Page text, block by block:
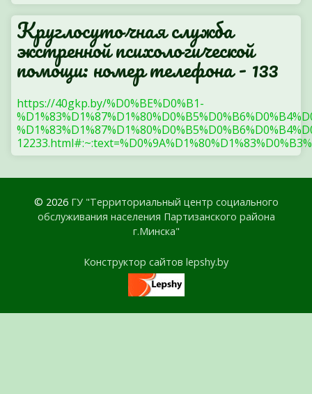
Круглосуточная служба
экстренной психологической
помощи: номер телефона - 133
https://40gkp.by/%D0%BE%D0%B1-
© 2026 ГУ "Территориальный центр социального
обслуживания населения Партизанского района
г.Минска"
Конструктор сайтов lepshy.by